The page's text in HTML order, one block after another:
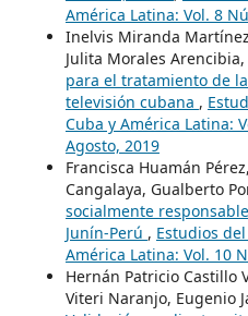
América Latina: Vol. 8
Inelvis Miranda
Julita Morales Arencibia,
para el tratamiento de
televisión cubana ,
Cuba y América Latina:
Agosto, 2019
Francisca Huamán
Cangalaya, Gualberto
socialmente
Junín-Perú , Estudios
América Latina: Vol. 10
Hernán Patricio Castillo
Viteri Naranjo, Eugenio